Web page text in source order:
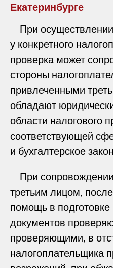
Екатеринбурге
При
у конкретного
проверка может
стороны
привлеченными
обладают
области налогового
соответствующей
и бухгалтерское
При
третьим лицом,
помощь в
документов
проверяющими, в
налогоплательщика